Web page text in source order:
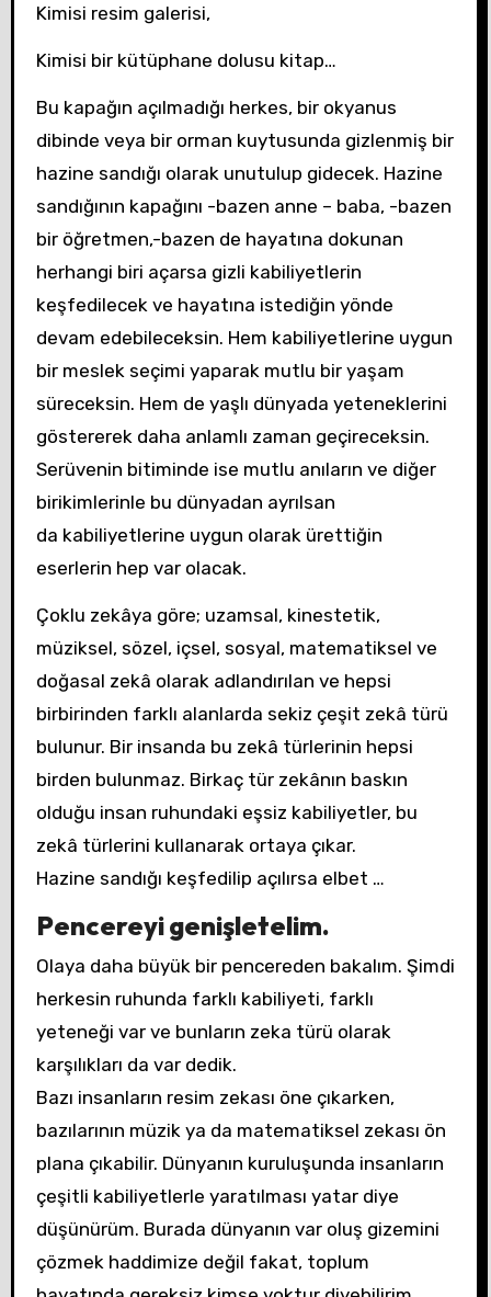
Kimisi resim galerisi,
Kimisi bir kütüphane dolusu kitap…
Bu kapağın açılmadığı herkes, bir okyanus
dibinde veya bir orman kuytusunda gizlenmiş bir
hazine sandığı olarak unutulup gidecek. Hazine
sandığının kapağını -bazen anne – baba, -bazen
bir öğretmen,-bazen de hayatına dokunan
herhangi biri açarsa gizli kabiliyetlerin
keşfedilecek ve hayatına istediğin yönde
devam edebileceksin. Hem kabiliyetlerine uygun
bir meslek seçimi yaparak mutlu bir yaşam
süreceksin. Hem de yaşlı dünyada yeteneklerini
göstererek daha anlamlı zaman geçireceksin.
Serüvenin bitiminde ise mutlu anıların ve diğer
birikimlerinle bu dünyadan ayrılsan
da kabiliyetlerine uygun olarak ürettiğin
eserlerin hep var olacak.
Çoklu zekâya göre; uzamsal, kinestetik,
müziksel, sözel, içsel, sosyal, matematiksel ve
doğasal zekâ olarak adlandırılan ve hepsi
birbirinden farklı alanlarda sekiz çeşit zekâ türü
bulunur. Bir insanda bu zekâ türlerinin hepsi
birden bulunmaz. Birkaç tür zekânın baskın
olduğu insan ruhundaki eşsiz kabiliyetler, bu
zekâ türlerini kullanarak ortaya çıkar.
Hazine sandığı keşfedilip açılırsa elbet …
Pencereyi genişletelim.
Olaya daha büyük bir pencereden bakalım. Şimdi
herkesin ruhunda farklı kabiliyeti, farklı
yeteneği var ve bunların zeka türü olarak
karşılıkları da var dedik.
Bazı insanların resim zekası öne çıkarken,
bazılarının müzik ya da matematiksel zekası ön
plana çıkabilir. Dünyanın kuruluşunda insanların
çeşitli kabiliyetlerle yaratılması yatar diye
düşünürüm. Burada dünyanın var oluş gizemini
çözmek haddimize değil fakat, toplum